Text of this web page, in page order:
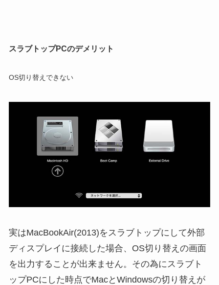
スラブトップPCのデメリット
OS切り替えできない
実はMacBookAir(2013)をスラブトップにして外部
ディスプレイに接続した場合、OS切り替えの画面
を出力することが出来ません。その為にスラブト
ップPCにした時点でMacとWindowsの切り替えが